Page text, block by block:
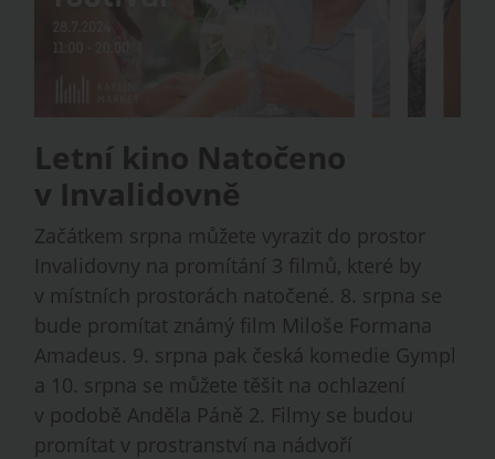
Letní kino Natočeno
v Invalidovně
Začátkem srpna můžete vyrazit do prostor
Invalidovny na promítání 3 filmů, které by
v místních prostorách natočené. 8. srpna se
bude promítat známý film Miloše Formana
Amadeus. 9. srpna pak česká komedie Gympl
a 10. srpna se můžete těšit na ochlazení
v podobě Anděla Páně 2. Filmy se budou
promítat v prostranství na nádvoří